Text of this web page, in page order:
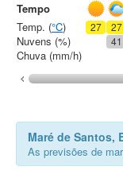
27 27
41
Tempo
Temp. (°C)
Nuvens (%)
Chuva (mm/h)
Maré de Santos,
As previsões de